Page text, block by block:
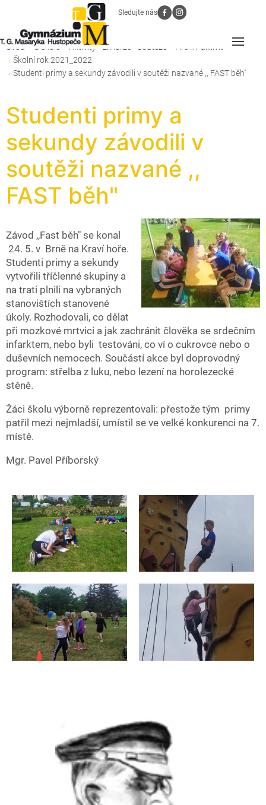
Sledujte nás
Úvod O škole Aktivity - Exkurze - Soutěže
Archiv aktivit
Školní rok 2021_2022
Studenti primy a sekundy závodili v soutěži nazvané ,, FAST běh"
Studenti primy a
sekundy závodili v
soutěži nazvané ,,
FAST běh"
Závod ,,Fast běh" se konal
24. 5. v Brně na Kraví hoře.
Studenti primy a sekundy
vytvořili tříčlenné skupiny a
na trati plnili na vybraných
stanovištích stanovené
úkoly. Rozhodovali, co dělat
při mozkové mrtvici a jak zachránit člověka se srdečním
infarktem, nebo byli testováni, co ví o cukrovce nebo o
duševních nemocech. Součástí akce byl doprovodný
program: střelba z luku, nebo lezení na horolezecké
stěně.
Žáci školu výborně reprezentovali: přestože tým primy
patřil mezi nejmladší, umístil se ve velké konkurenci na 7.
místě.
Mgr. Pavel Příborský